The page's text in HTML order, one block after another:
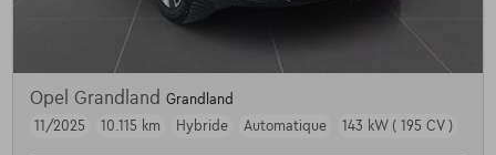
Opel Grandland Grandland
11/2025
10.115 km Hybride Automatique 143 kW ( 195 CV )